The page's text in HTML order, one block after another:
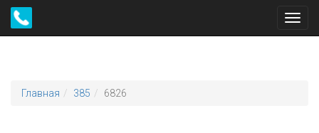
Главная 385 6826